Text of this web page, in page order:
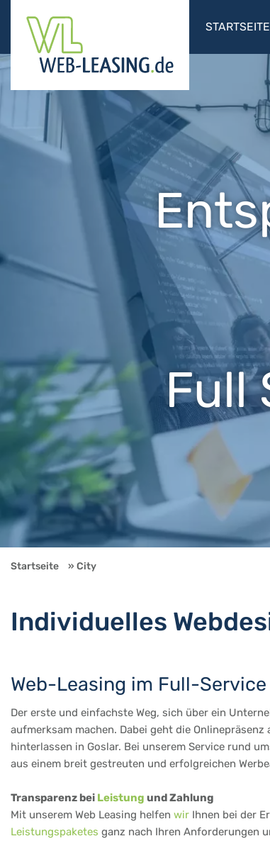
STARTSEITE
Full
Startseite City
Individuelles
Web-Leasing im Full-
Der erste und einfachste Weg, sich über ein
aufmerksam machen. Dabei geht die
hinterlassen in Goslar. Bei unserem Service rund
aus einem breit gestreuten und erfolgreichen
Transparenz bei Leistung und Zahlung
Mit unserem Web Leasing helfen wir Ihnen bei der
Leistungspaketes ganz nach Ihren Anforderungen